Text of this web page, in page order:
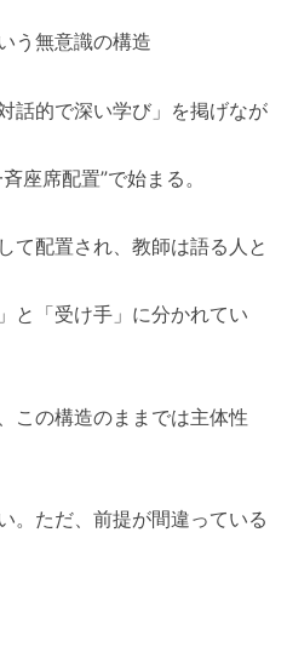
う無意識の構造
話的で深い学び」を掲げなが
座席配置”で始まる。
て配置され、教師は語る人と
と「受け手」に分かれてい
この構造のままでは主体性
。ただ、前提が間違っている